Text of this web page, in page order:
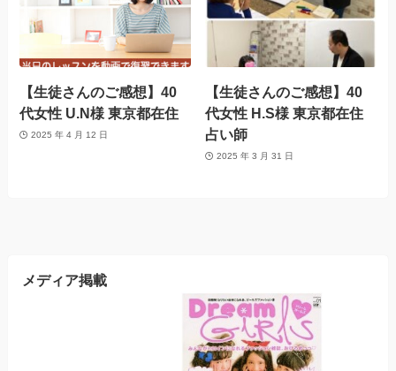
【生徒さんのご感想】40
代女性 U.N様 東京都在住
2025 年 4 月 12 日
【生徒さんのご感想】40
代女性 H.S様 東京都在住
占い師
2025 年 3 月 31 日
メディア掲載